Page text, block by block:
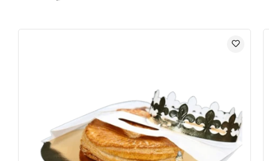
Thème : Pâtisseries
Types de pâtisseries : donuts, éclair, opéra, galette des rois,
Aptes au contact alimentaire
Marque : Théma